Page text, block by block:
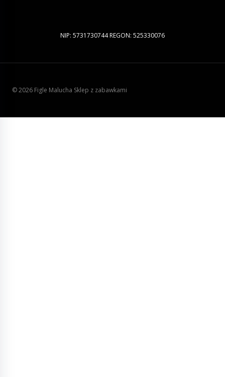
NIP: 5731730744 REGON: 525330076
© 2026 Figle Malucha Sklep z zabawkami